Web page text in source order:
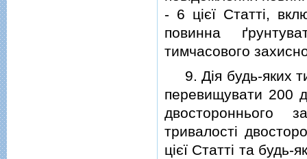
- 6 цiєї Статтi,
повинна
тимчасового
9. Дiя будь-яких
перевищувати 200
двостороннього
тривалостi
цiєї Статтi та будь-